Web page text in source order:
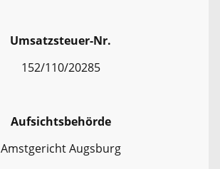
Umsatzsteuer-Nr.
152/110/20285
Aufsichtsbehörde
Amstgericht Augsburg